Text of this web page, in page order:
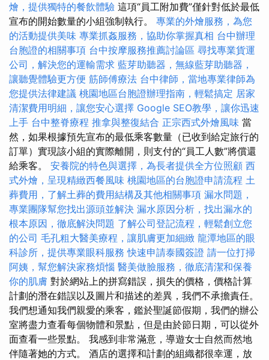
燴，提供獨特的餐飲體驗 這項“員工附加費”僅針對低於最低
宣布的開始數量的小組強制執行。 專業的外燴服務，為您
的活動提供美味 專業抓姦服務，協助你掌握真相 台中辦理
台胞證的相關事項 台中按摩服務推薦討論區 尋找專業貨運
公司，解決您的運輸需求 藍芽助聽器，無線藍芽助聽器，
讓聽覺體驗更方便 筋師傅療法 台中律師，當地專業律師為
您提供法律建議 桃園地區台胞證辦理指南，輕鬆搞定 居家
清潔費用明細，讓您安心選擇 Google SEO教學，讓你迅速
上手 台中整脊療程 推拿與整復結合 正宗西式外燴風味 當
然，如果根據預先宣布的最低乘客數量（已收到給定旅行的
訂單）實現該小組的實際離開，則支付的“員工人數”將償還
給乘客。 安養院的特色與選擇，為長者提供全方位照顧 西
式外燴，呈現精緻西餐風味 桃園地區的台胞證申請流程 土
葬費用，了解土葬的費用結構及其他相關事項 漏水問題，
專業團隊幫您找出源頭並解決 漏水原因分析，找出漏水的
根本原因，徹底解決問題 了解公司登記流程，輕鬆創立您
的公司 毛孔粗大醫美療程，讓肌膚更加細緻 龍潭地區的眼
科診所，提供專業眼科服務 快速申請泰國簽證 請一位打掃
阿姨，幫您解決家務煩惱 醫美做臉服務，徹底清潔和保養
你的肌膚 對於網站上的拼寫錯誤，損失的價格，價格計算
計劃的潛在錯誤以及圖片和描述的差異，我們不承擔責任。
我們想通知我們親愛的乘客，鑑於聖誕節假期，我們的辦公
室將盡力查看每個物體和景點，但是由於節日期，可以從外
面查看一些景點。 我感到非常滿意，導遊女士自然而然地
伴隨著她的方式。 酒店的選擇和計劃的組織都很幸運，放